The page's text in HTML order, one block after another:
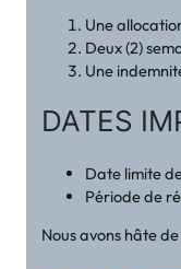
Une
Deux (2)
Une
DATES
Date limite
Période de
Nous avons hâte